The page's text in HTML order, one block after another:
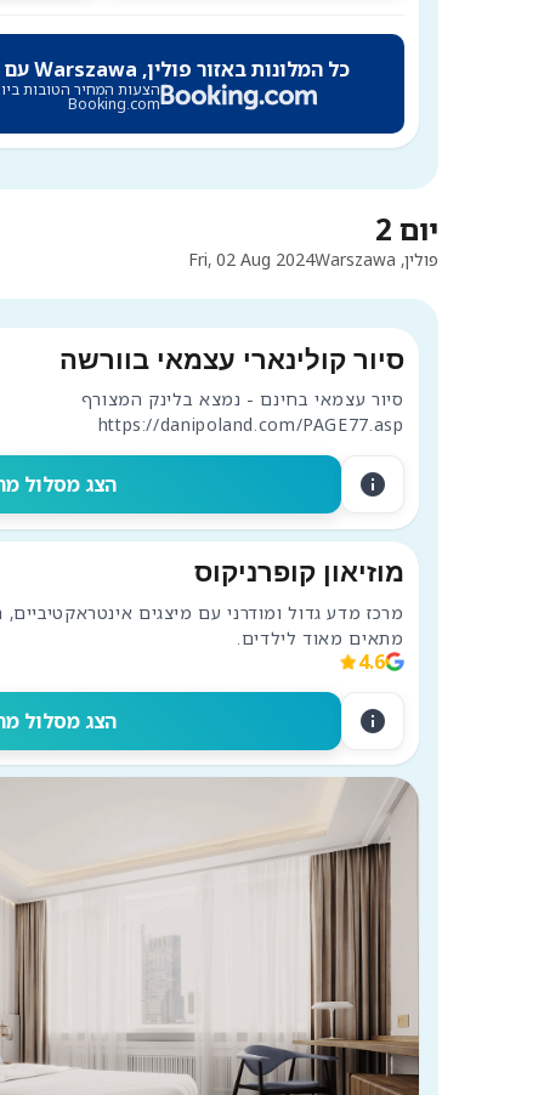
כל המלונות באזור פולין, Warszawa עם הנחות של
הצעות המחיר הטובות
Booking.com
יום 2
Fri, 02 Aug 2024 פולין, Warszawa
סיור קולינארי עצמאי בוורשה
https://danipoland.com/PAGE77.asp
הצג מסלול info
מוזיאון קופרניקוס
מתאים מאוד לילדים.
4.6
הצג מסלול info